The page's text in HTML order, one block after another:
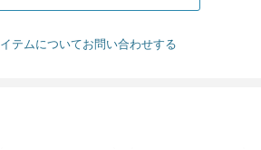
テムについてお問い合わせする